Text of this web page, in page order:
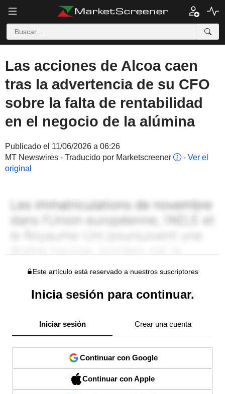
Las acciones de Alcoa caen
tras la advertencia de su CFO
sobre la falta de rentabilidad
en el negocio de la alúmina
Publicado el 11/06/2026 a 06:26
MT Newswires - Traducido por Marketscreener
- Ver el
original
Este artículo está reservado a nuestros suscriptores
Inicia sesión para continuar.
Iniciar sesión Crear una cuenta
Continuar con Google
Continuar con Apple